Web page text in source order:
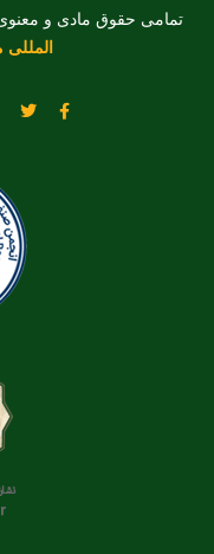
تمامی حقوق مادی و
المللی